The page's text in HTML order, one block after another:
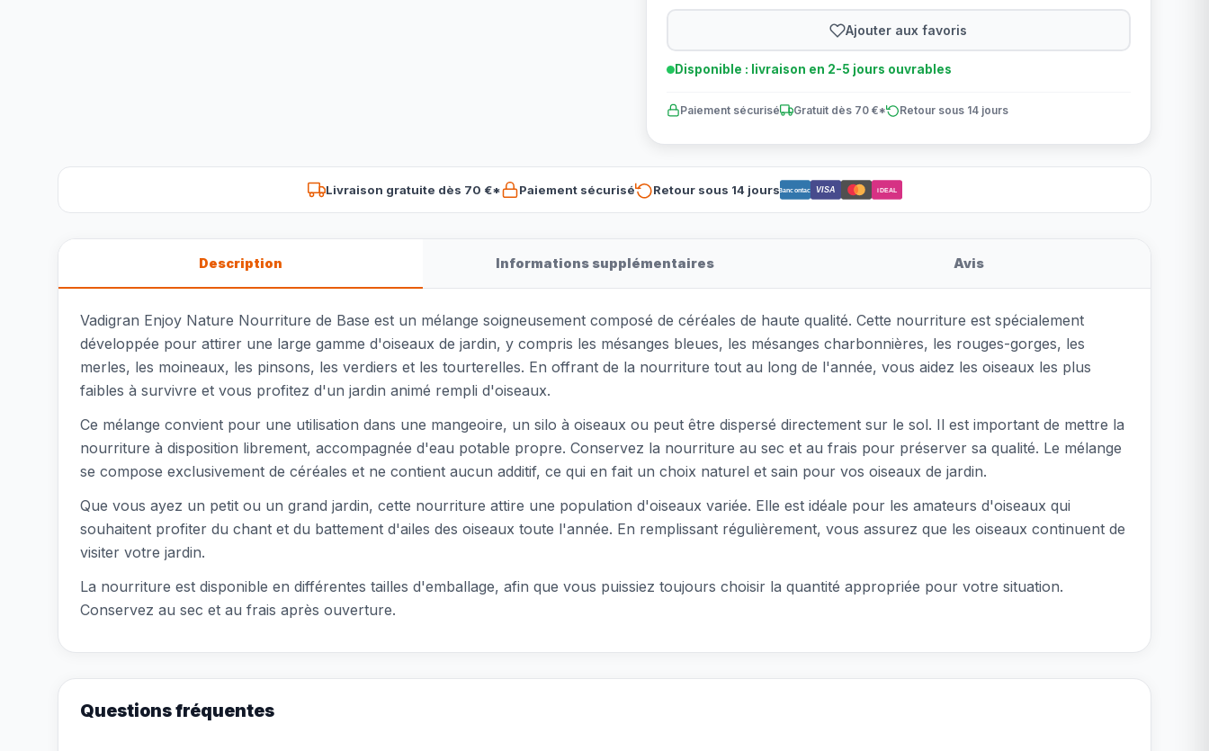
Ajouter aux favoris
Disponible : livraison en 2-5 jours ouvrables
Paiement sécurisé Gratuit dès 70 €* Retour sous 14 jours
Livraison gratuite dès 70 €* Paiement sécurisé Retour sous 14 joursBancontact VISA iDEAL
Description Informations supplémentaires Avis
Vadigran Enjoy Nature Nourriture de Base est un mélange soigneusement composé de céréales de haute qualité. Cette nourriture est spécialement
développée pour attirer une large gamme d'oiseaux de jardin, y compris les mésanges bleues, les mésanges charbonnières, les rouges-gorges, les
merles, les moineaux, les pinsons, les verdiers et les tourterelles. En offrant de la nourriture tout au long de l'année, vous aidez les oiseaux les plus
faibles à survivre et vous profitez d'un jardin animé rempli d'oiseaux.
Ce mélange convient pour une utilisation dans une mangeoire, un silo à oiseaux ou peut être dispersé directement sur le sol. Il est important de mettre la
nourriture à disposition librement, accompagnée d'eau potable propre. Conservez la nourriture au sec et au frais pour préserver sa qualité. Le mélange
se compose exclusivement de céréales et ne contient aucun additif, ce qui en fait un choix naturel et sain pour vos oiseaux de jardin.
Que vous ayez un petit ou un grand jardin, cette nourriture attire une population d'oiseaux variée. Elle est idéale pour les amateurs d'oiseaux qui
souhaitent profiter du chant et du battement d'ailes des oiseaux toute l'année. En remplissant régulièrement, vous assurez que les oiseaux continuent de
visiter votre jardin.
La nourriture est disponible en différentes tailles d'emballage, afin que vous puissiez toujours choisir la quantité appropriée pour votre situation.
Conservez au sec et au frais après ouverture.
Questions fréquentes